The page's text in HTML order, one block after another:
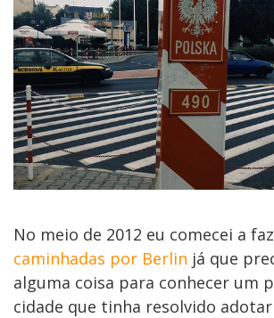
No meio de 2012 eu comecei a
caminhadas por Berlin já que
alguma coisa para conhecer um
cidade que tinha resolvido